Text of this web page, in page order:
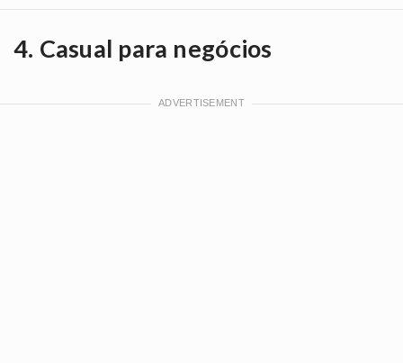
4. Casual para negócios